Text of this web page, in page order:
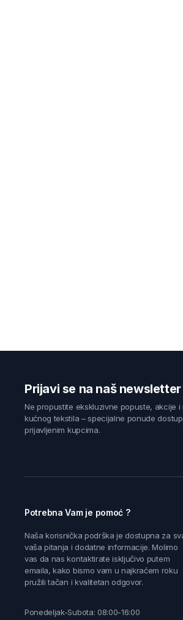
Prijavi se na naš newsletter
Ne propustite ekskluzivne popuste, akcije i
kućnog tekstila – specijalne ponude
prijavljenim kupcima.
Potrebna Vam je pomoć ?
Naša korisnička podrška je dostupna za
vaša pitanja i dodatne informacije. Molimo
vas da nas kontaktirate isključivo putem
emaila, kako bismo vam u najkraćem roku
pružili tačan i kvalitetan odgovor.
Ponedeljak-Subota: 08:00-16:00